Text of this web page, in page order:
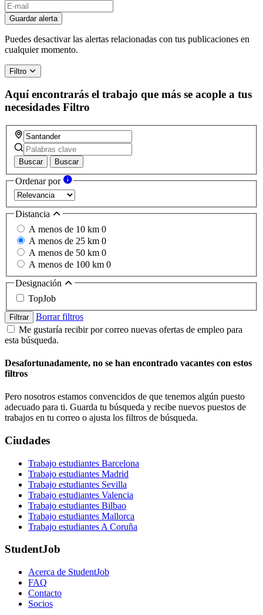
Guardar alerta
Puedes desactivar las alertas relacionadas con tus publicaciones en
cualquier momento.
Filtro
Aquí encontrarás el trabajo que más se acople a tus
necesidades Filtro
Buscar Buscar
Ordenar por
Distancia
A menos de 10 km 0
A menos de 25 km 0
A menos de 50 km 0
A menos de 100 km 0
Designación
TopJob
Filtrar
Borrar filtros
Me gustaría recibir por correo nuevas ofertas de empleo para
esta búsqueda.
Desafortunadamente, no se han encontrado vacantes con estos
filtros
Pero nosotros estamos convencidos de que tenemos algún puesto
adecuado para ti. Guarda tu búsqueda y recibe nuevos puestos de
trabajos en tu correo o ajusta los filtros de búsqueda.
Ciudades
Trabajo estudiantes Barcelona
Trabajo estudiantes Madrid
Trabajo estudiantes Sevilla
Trabajo estudiantes Valencia
Trabajo estudiantes Bilbao
Trabajo estudiantes Mallorca
Trabajo estudiantes A Coruña
StudentJob
Acerca de StudentJob
FAQ
Contacto
Socios